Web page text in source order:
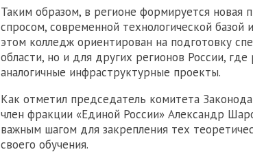
Таким образом, в регионе формируется новая
спросом, современной технологической
этом колледж ориентирован на подготовку
области, но и для других регионов России,
аналогичные инфраструктурные проекты.
Как отметил председатель комитета
член фракции «Единой России» Александр
важным шагом для закрепления тех
своего обучения.